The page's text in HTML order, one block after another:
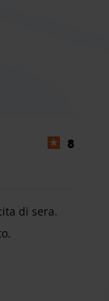
di
che ti
puoi
volo. Le
Se viaggi con
8
di sera.